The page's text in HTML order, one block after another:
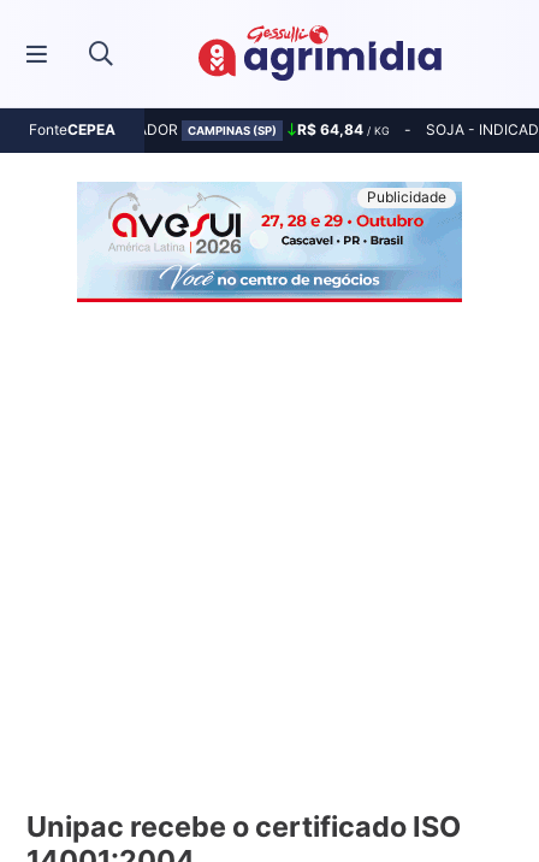
FonteCEPEA
MILHO - INDICADOR CAMPINAS (SP) R$ 64,84 / KG SOJA -
Unipac recebe o certificado ISO